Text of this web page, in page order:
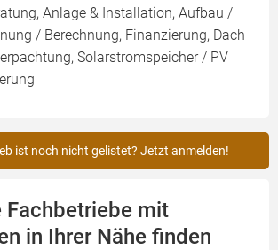
Anlage & Installation, Aufbau /
/ Berechnung, Finanzierung, Dach
Solarstromspeicher / PV
ist noch nicht gelistet? Jetzt anmelden!
Fachbetriebe mit
in Ihrer Nähe finden